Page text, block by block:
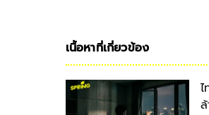
เนื้อหาที่เกี่ยวข้อง